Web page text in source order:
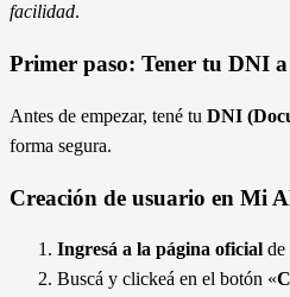
facilidad.
Primer paso: Tener tu DNI
Antes de empezar, tené tu DNI
forma segura.
Creación de usuario en Mi
Ingresá a la página oficial de
Buscá y clickeá en el botón «